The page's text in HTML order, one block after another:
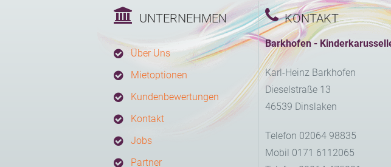
UNTERNEHMEN
Über Uns
Mietoptionen
Kundenbewertungen
Kontakt
Jobs
Partner
KONTAKT
Barkhofen -
Karl-Heinz Barkhofen
Dieselstraße 13
46539 Dinslaken
Telefon 02064 98835
Mobil 0171 6112065